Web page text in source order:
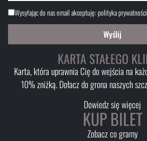
Wysyłając do nas email akceptuję:polityka
Wyślij
KARTA STAŁEGO
Karta, która uprawnia Cię do wejścia na
10% zniżką. Dołacz do grona naszych
Dowiedz się więcej
KUP BILET
Zobacz co gramy